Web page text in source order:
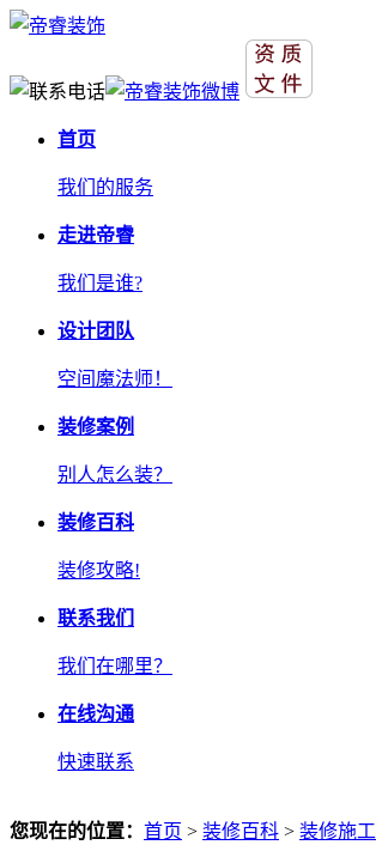
首页
我们的服务
走进帝睿
我们是谁?
设计团队
空间魔法师！
装修案例
别人怎么装？
装修百科
装修攻略!
联系我们
我们在哪里？
在线沟通
快速联系
您现在的位置： 首页 > 装修百科 > 装修施工